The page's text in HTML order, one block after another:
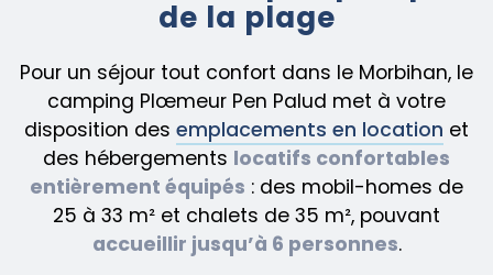
de la plage
Pour un séjour tout confort dans le Morbihan, le
camping Plœmeur Pen Palud met à votre
disposition des emplacements en location et
des hébergements locatifs confortables
entièrement équipés : des mobil-homes de
25 à 33 m² et chalets de 35 m², pouvant
accueillir jusqu’à 6 personnes.